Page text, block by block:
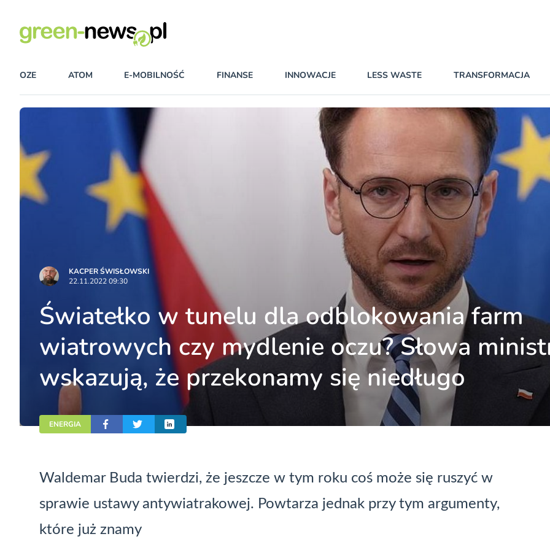
OZE ATOM E-MOBILNOŚĆ FINANSE INNOWACJE LESS WASTE TRANSFORMACJA
KACPER ŚWISŁO­WSKI
22.11.2022 09:30
Światełko w tunelu dla odblokowania farm
wiatrowych czy mydlenie oczu? Słowa
wskazują, że przekonamy się niedługo
ENERGIA
Waldemar Buda twierdzi, że jeszcze w tym roku coś może się ruszyć w
sprawie ustawy antywiatrakowej. Powtarza jednak przy tym argumenty,
które już znamy